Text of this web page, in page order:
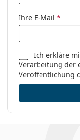
Ihre E-Mail *
Ich erkläre
Verarbeitung der
Veröffentlichung